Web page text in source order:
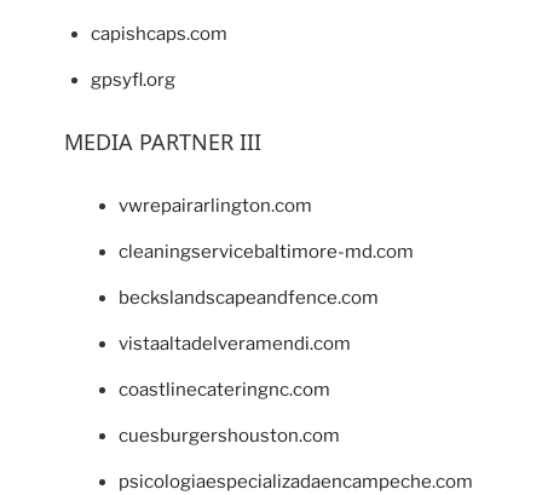
capishcaps.com
gpsyfl.org
MEDIA PARTNER III
vwrepairarlington.com
cleaningservicebaltimore-md.com
beckslandscapeandfence.com
vistaaltadelveramendi.com
coastlinecateringnc.com
cuesburgershouston.com
psicologiaespecializadaencampeche.com